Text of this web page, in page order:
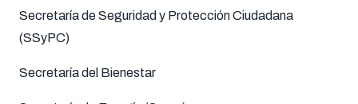
Secretaría de Seguridad y Protección Ciudadana
(SSyPC)
Secretaría del Bienestar